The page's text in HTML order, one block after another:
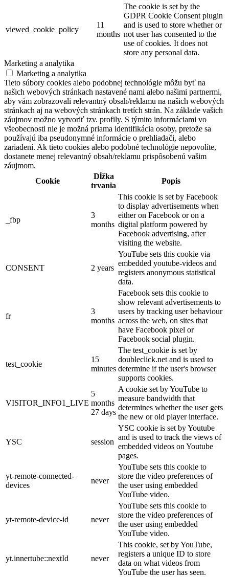
viewed_cookie_policy
11
months
The cookie is set by the
GDPR Cookie Consent plugin
and is used to store whether or
not user has consented to the
use of cookies. It does not
store any personal data.
Marketing a analytika
Marketing a analytika
Tieto súbory cookies alebo podobnej technológie môžu byť na
našich webových stránkach nastavené nami alebo našimi partnermi,
aby vám zobrazovali relevantný obsah/reklamu na našich webových
stránkach aj na webových stránkach tretích strán. Na základe vašich
záujmov možno vytvoriť tzv. profily. S týmito informáciami vo
všeobecnosti nie je možná priama identifikácia osoby, pretože sa
používajú iba pseudonymné informácie o prehliadači, alebo
zariadení. Ak tieto cookies alebo podobné technológie nepovolíte,
dostanete menej relevantný obsah/reklamu prispôsobenú vašim
záujmom.
Cookie
Dĺžka
trvania
Popis
_fbp
3
months
This cookie is set by Facebook
to display advertisements when
either on Facebook or on a
digital platform powered by
Facebook advertising, after
visiting the website.
CONSENT 2 years
YouTube sets this cookie via
embedded youtube-videos and
registers anonymous statistical
data.
fr
3
months
Facebook sets this cookie to
show relevant advertisements to
users by tracking user behaviour
across the web, on sites that
have Facebook pixel or
Facebook social plugin.
test_cookie
15
minutes
The test_cookie is set by
doubleclick.net and is used to
determine if the user's browser
supports cookies.
VISITOR_INFO1_LIVE
5
months
27 days
A cookie set by YouTube to
measure bandwidth that
determines whether the user gets
the new or old player interface.
YSC session
YSC cookie is set by Youtube
and is used to track the views of
embedded videos on Youtube
pages.
yt-remote-connected-
devices
never
YouTube sets this cookie to
store the video preferences of
the user using embedded
YouTube video.
yt-remote-device-id never
YouTube sets this cookie to
store the video preferences of
the user using embedded
YouTube video.
yt.innertube::nextId never
This cookie, set by YouTube,
registers a unique ID to store
data on what videos from
YouTube the user has seen.